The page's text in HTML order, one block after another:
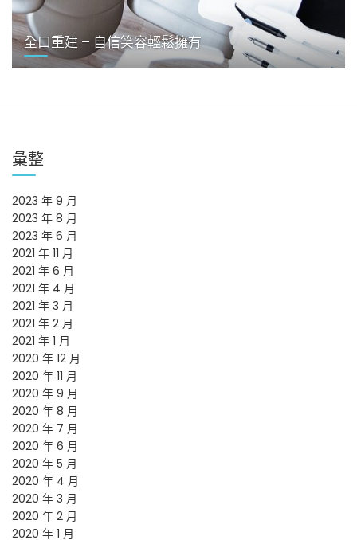
全口重建 – 自信笑容輕鬆擁有
彙整
2023 年 9 月
2023 年 8 月
2023 年 6 月
2021 年 11 月
2021 年 6 月
2021 年 4 月
2021 年 3 月
2021 年 2 月
2021 年 1 月
2020 年 12 月
2020 年 11 月
2020 年 9 月
2020 年 8 月
2020 年 7 月
2020 年 6 月
2020 年 5 月
2020 年 4 月
2020 年 3 月
2020 年 2 月
2020 年 1 月